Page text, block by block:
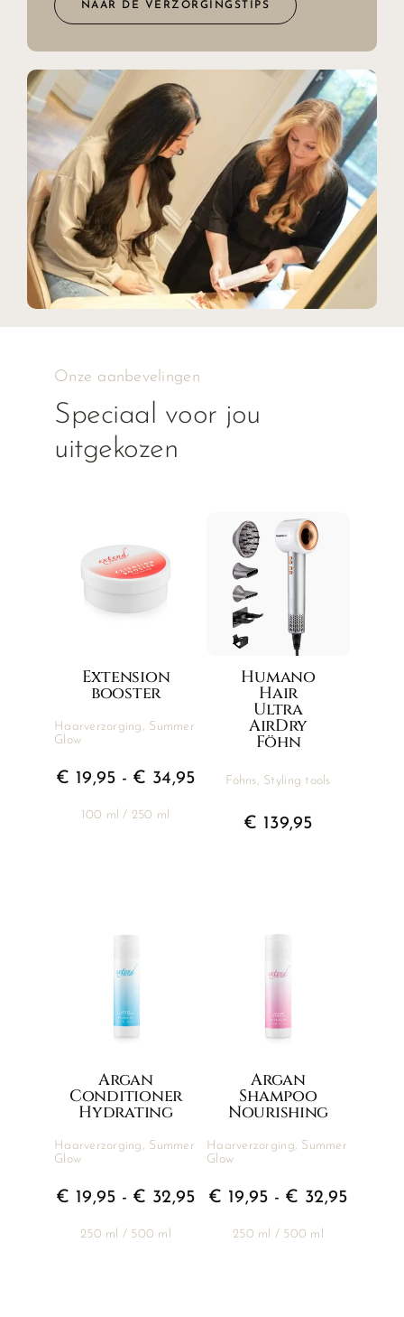
NAAR DE VERZORGINGSTIPS
Onze aanbevelingen
Speciaal voor jou
uitgekozen
Extension
booster
Haarverzorging, Summer
Glow
€ 19,95 - € 34,95Prijsklasse:
€ 34,95
100 ml / 250 ml
Humano
Hair
Ultra
AirDry
Föhn
Föhns, Styling tools
€ 139,95
Argan
Conditioner
Hydrating
Haarverzorging, Summer
Glow
€ 19,95 - € 32,95Prijsklasse:
250 ml / 500 ml
Argan
Shampoo
Nourishing
Haarverzorging, Summer
Glow
€ 19,95 - € 32,95
250 ml / 500 ml